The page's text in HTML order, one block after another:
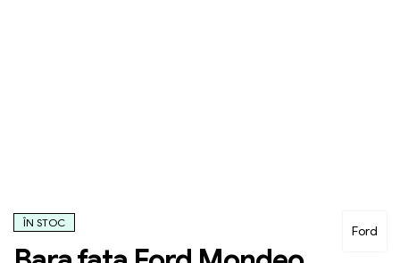
Ford
ÎN STOC